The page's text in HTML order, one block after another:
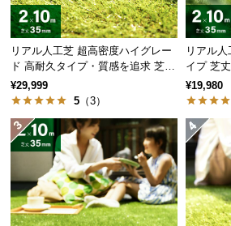
て
搬
入
経
路
に
つ
て
返
頑固な雑草も防ぐ高密度タイプ
密度は約135g/㎡と一般的な防草シ
手。貫通力の高い雑草もしっかり
リアル人工芝 超高密度ハイグレー
ド 高耐久タイプ・質感を追求 芝丈
35mm 2×10m
¥29,999
5 （3）
リアル
イプ 芝
た目追求
¥19,980